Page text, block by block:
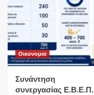
Οικονομια
Συνάντηση
συνεργασίας Ε.Β.Ε.Π.